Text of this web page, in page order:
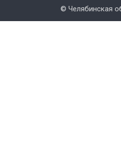
© Челябинская